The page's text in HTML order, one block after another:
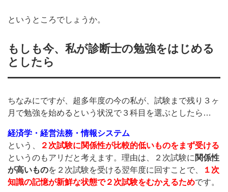
というところでしょうか。
もしも今、私が診断士の勉強をはじめる
としたら
ちなみにですが、超多年度の今の私が、試験まで残り３ヶ
月で勉強を始めるという状況で３科目を選ぶとしたら…
経済学・経営法務・情報システム
という、
２次試験に関係性が比較的低いものをまず受ける
というのもアリだと考えます。理由は、２次試験に 関係性
が高いものを２次試験を受ける翌年度に回すことで、
１次
知識の記憶が新鮮な状態で２次試験をむかえるためです。